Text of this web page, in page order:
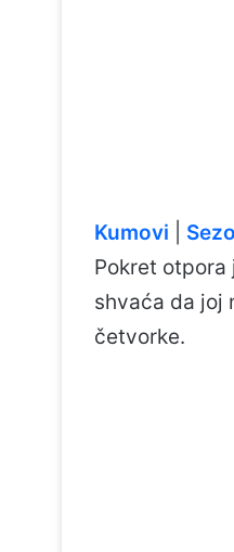
Kumovi
Pokret otpora
shvaća da joj
četvorke.